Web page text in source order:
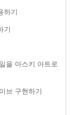
하기
기
을 아스키 아트로
브 구현하기